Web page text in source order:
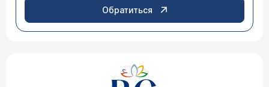
Обратиться